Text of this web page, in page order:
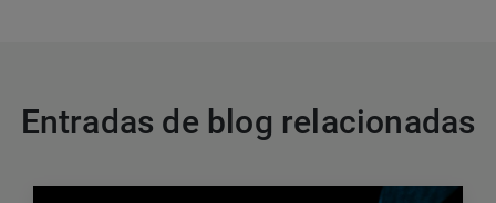
Entradas de blog relacionadas